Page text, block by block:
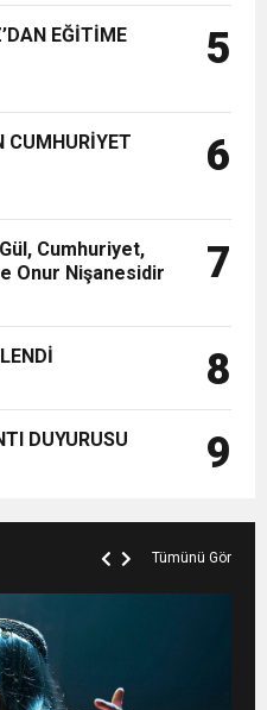
EĞİTİME
5
CUMHURİYET
6
Cumhuriyet,
Onur Nişanesidir
7
8
DUYURUSU 9
Tümünü Gör